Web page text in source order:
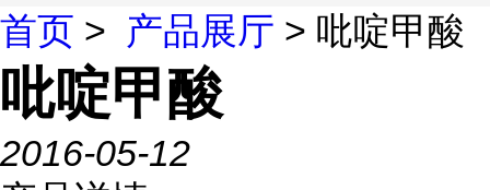
首页 > 产品展厅 > 吡啶甲酸
吡啶甲酸
2016-05-12